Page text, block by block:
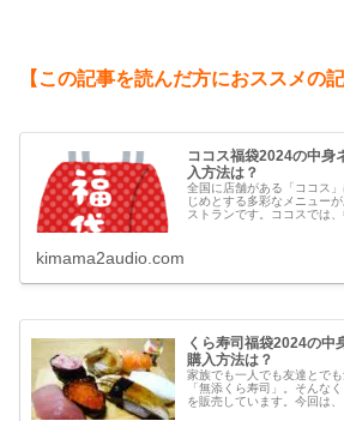
【この記事を読んだ方におススメの
ココス福袋2024の中身
入方法は？
全国に店舗がある「ココス
じめとする多彩なメニュー
ストランです。ココスでは
kimama2audio.com
くら寿司福袋2024の中
購入方法は？
家族でも一人でも友達とで
「無添くら寿司」。そんな
を販売しています。今回は